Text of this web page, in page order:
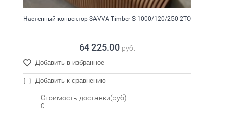
Настенный конвектор SAVVA Timber S 1000/120/250 2ТО
64 225.00 руб.
Добавить в избранное
Добавить к сравнению
Стоимость доставки(руб)
0